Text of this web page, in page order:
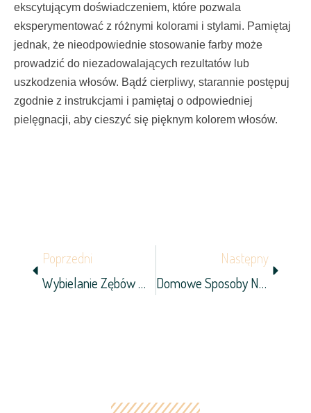
ekscytującym doświadczeniem, które pozwala
eksperymentować z różnymi kolorami i stylami. Pamiętaj
jednak, że nieodpowiednie stosowanie farby może
prowadzić do niezadowalających rezultatów lub
uszkodzenia włosów. Bądź cierpliwy, starannie postępuj
zgodnie z instrukcjami i pamiętaj o odpowiedniej
pielęgnacji, aby cieszyć się pięknym kolorem włosów.
Poprzedni
Wybielanie Zębów W Łodzi — Jakie Są Przeciwwskazania Do Wykonania Zabiegu?
Następny
Domowe Sposoby Na Rozjaśnienie Włosów